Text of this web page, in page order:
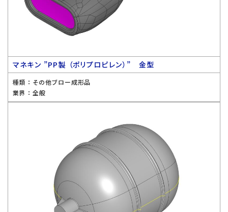
マネキン ”PP製 （ポリプロピレン）” 金型
種類 ： その他ブロー成形品
業界 ： 全般